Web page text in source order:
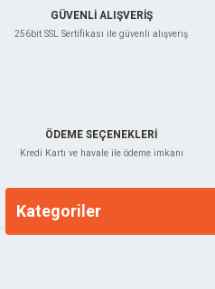
GÜVENLİ ALIŞVERİŞ
256bit SSL Sertifikası ile güvenli alışveriş
ÖDEME SEÇENEKLERİ
Kredi Kartı ve havale ile ödeme imkanı
Kategoriler
Markalar